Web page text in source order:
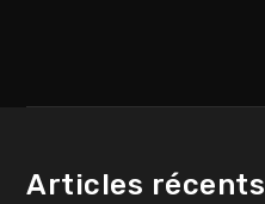
Articles récents